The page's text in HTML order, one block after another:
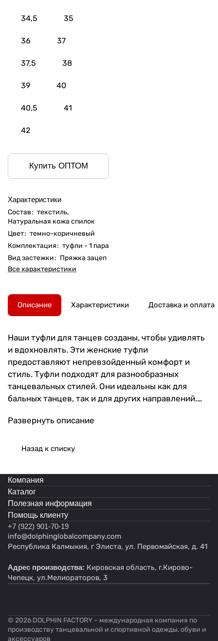
34,5 35
36 37
37,5 38
39 40
40,5 41
42
Купить ОПТОМ
Характеристики
Состав: текстиль,
Натуральная кожа спилок
Цвет: темно-коричневый
Комплектация: туфли - 1 пара
Вид застежки: Пряжка зацеп
Все характеристики
Описание Характеристики Доставка и оплата
Наши туфли для танцев созданы, чтобы удивлять
и вдохновлять. Эти женские туфли
предоставляют непревзойденный комфорт и
стиль. Туфли подходят для разнообразных
танцевальных стилей. Они идеальны как для
бальных танцев, так и для других направлений.
уверенность на паркете гарантирована. В них
выступлениях. Женские бальные туфли сделаны с
танцовщиц. Будьте уверены в наших туфлях -
каждый шаг будет точным.
Танцевальные туфли прекрасно дополнят ваш
образ и позволят сосредоточиться только на
движениях. Высокий стандарт качества
подтвержден многими положительными
Собственное производство позволяет нам
контролировать каждую деталь процесса
надежными ремешками, которые обеспечивают
комфорт и безопасность при движении. Это
Развернуть описание
Назад к списку
Компания
Каталог
Полезная информация
Помощь клиенту
+7 (922) 901-70-19
info@dolphinglobalcompany.com
Республика Калмыкия, г Элиста, ул. Первомайская, д. 41
Адрес производства: Кировская область, г.Кирово-
Чепецк, ул.Мелиораторов, 3
© 2026 DOLPHIN FACTORY – международная компания по
производству танцевальной и спортивной одежды, обуви и
аксессуаров